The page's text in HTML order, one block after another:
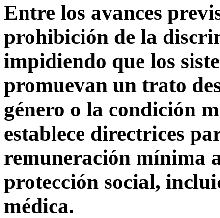
Entre los avances
prohibición de la
impidiendo que los
promuevan un trato
género o la condición
establece directrices
remuneración mínima
protección social,
médica.